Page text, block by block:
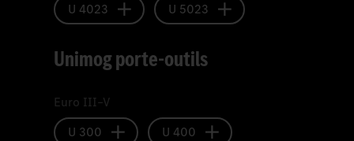
U 4023
U 5023
Unimog porte-outils
Euro III–V
U 300
U 400